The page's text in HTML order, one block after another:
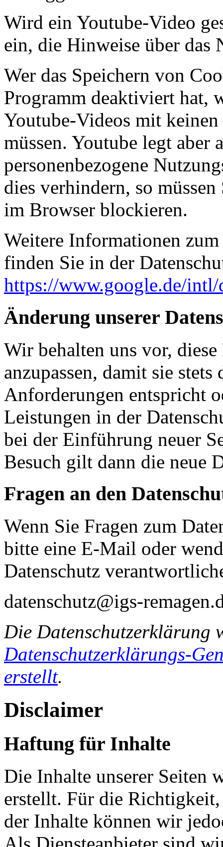
Wird ein Youtube-Video
ein, die Hinweise über das
Wer das Speichern von
Programm deaktiviert hat,
Youtube-Videos mit
müssen. Youtube legt aber
personenbezogene
dies verhindern, so
im Browser blockieren.
Weitere Informationen
finden Sie in der
https://www.google.de/
Änderung unserer
Wir behalten uns vor,
anzupassen, damit sie
Anforderungen entspricht
Leistungen in der
bei der Einführung neuer
Besuch gilt dann die neue
Fragen an den
Wenn Sie Fragen zum
bitte eine E-Mail oder
Datenschutz
datenschutz@igs-
Die Datenschutzerklärung
Datenschutzerklärungs-
erstellt.
Disclaimer
Haftung für Inhalte
Die Inhalte unserer Seiten
erstellt. Für die
der Inhalte können wir